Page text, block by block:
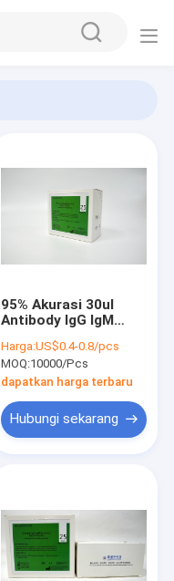
95% Akurasi 30ul
Antibody IgG IgM
Infeksi Virus Dengue
Harga:US$0.4-0.8/pcs
MOQ:10000/Pcs
dapatkan harga terbaru
Hubungi sekarang